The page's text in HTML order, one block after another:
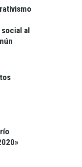
al